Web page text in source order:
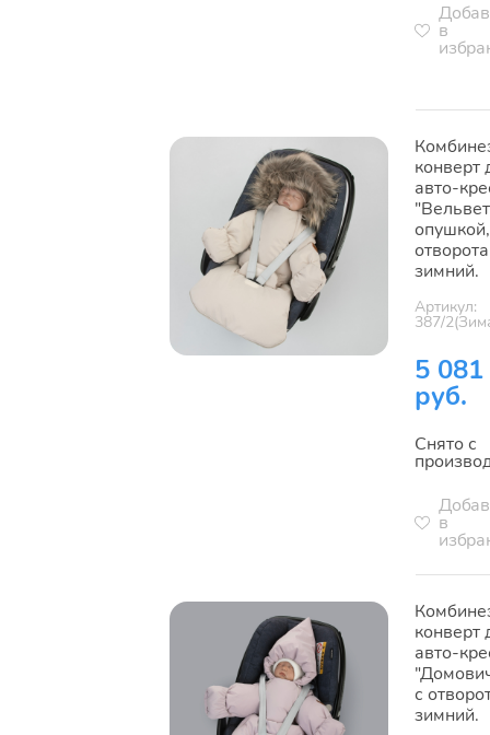
в
конверт
авто-
зимний.
Артикул:
387/
5 081
руб.
Снято с
в
конверт
авто-
с
зимний.